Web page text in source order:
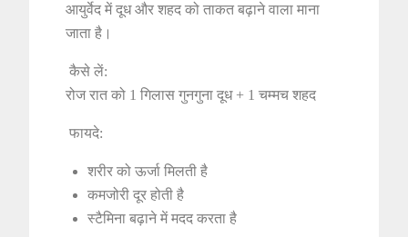
आयुर्वेद में दूध और शहद को ताकत बढ़ाने वाला माना
जाता है।
कैसे लें:
रोज रात को 1 गिलास गुनगुना दूध + 1 चम्मच शहद
फायदे:
शरीर को ऊर्जा मिलती है
कमजोरी दूर होती है
स्टैमिना बढ़ाने में मदद करता है